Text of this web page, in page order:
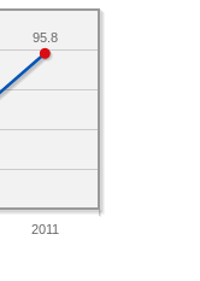
2011
95.8